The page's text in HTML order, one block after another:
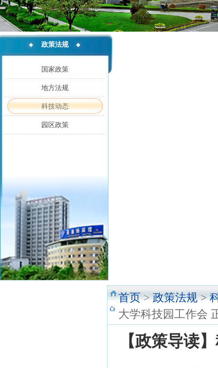
政策法规
国家政策
地方法规
科技动态
园区政策
首页>政策法规>
大学科技园工作会
【政策导读